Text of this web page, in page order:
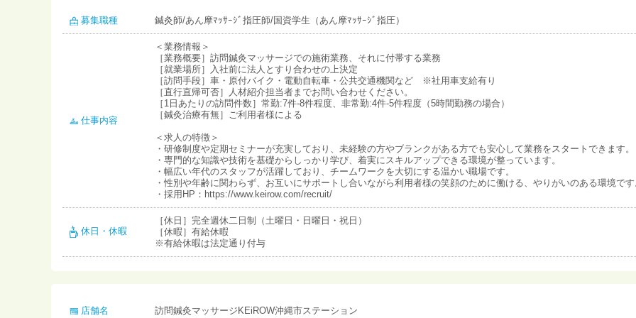
募集職種 鍼灸師/あん摩ﾏｯｻｰｼﾞ指圧師/国資学生（あん摩ﾏｯｻｰｼﾞ指圧）
仕事内容
＜業務情報＞
［業務概要］訪問鍼灸マッサージでの施術業務、それに付帯する業務
［就業場所］入社前に法人とすり合わせの上決定
［訪問手段］車・原付バイク・電動自転車・公共交通機関など ※社用車支給有り
［直行直帰可否］人材紹介担当者までお問い合わせください。
［1日あたりの訪問件数］常勤:7件-8件程度、非常勤:4件-5件程度（5時間勤務の場合）
［鍼灸治療有無］ご利用者様による
＜求人の特徴＞
・研修制度や定期セミナーが充実しており、未経験の方やブランクがある方でも安心して業務をスタートできます。
・専門的な知識や技術を基礎からしっかり学び、着実にスキルアップできる環境が整っています。
・幅広い年代のスタッフが活躍しており、チームワークを大切にする温かい職場です。
・性別や年齢に関わらず、お互いにサポートし合いながら利用者様の笑顔のために働ける、やりがいのある環境で
・採用HP：https://www.keirow.com/recruit/
休日・休暇
［休日］完全週休二日制（土曜日・日曜日・祝日）
［休暇］有給休暇
※有給休暇は法定通り付与
店舗名 訪問鍼灸マッサージKEiROW沖縄市ステーション